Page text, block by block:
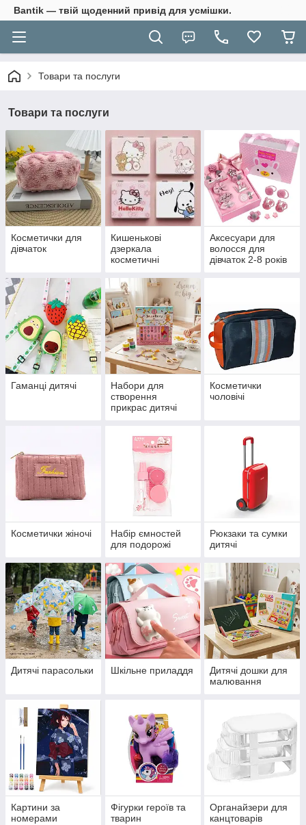
Bantik — твій щоденний привід для усмішки.
Товари та послуги
Товари та послуги
Косметички для
дівчаток
Кишенькові
дзеркала
косметичні
Аксесуари для
волосся для
дівчаток 2-8 років
Гаманці дитячі
Набори для
створення
прикрас дитячі
Косметички
чоловічі
Косметички жіночі
Набір ємностей
для подорожі
Рюкзаки та сумки
дитячі
Дитячі парасольки Шкільне приладдя
Дитячі дошки для
малювання
Картини за
номерами
Фігурки героїв та
тварин
Органайзери для
канцтоварів